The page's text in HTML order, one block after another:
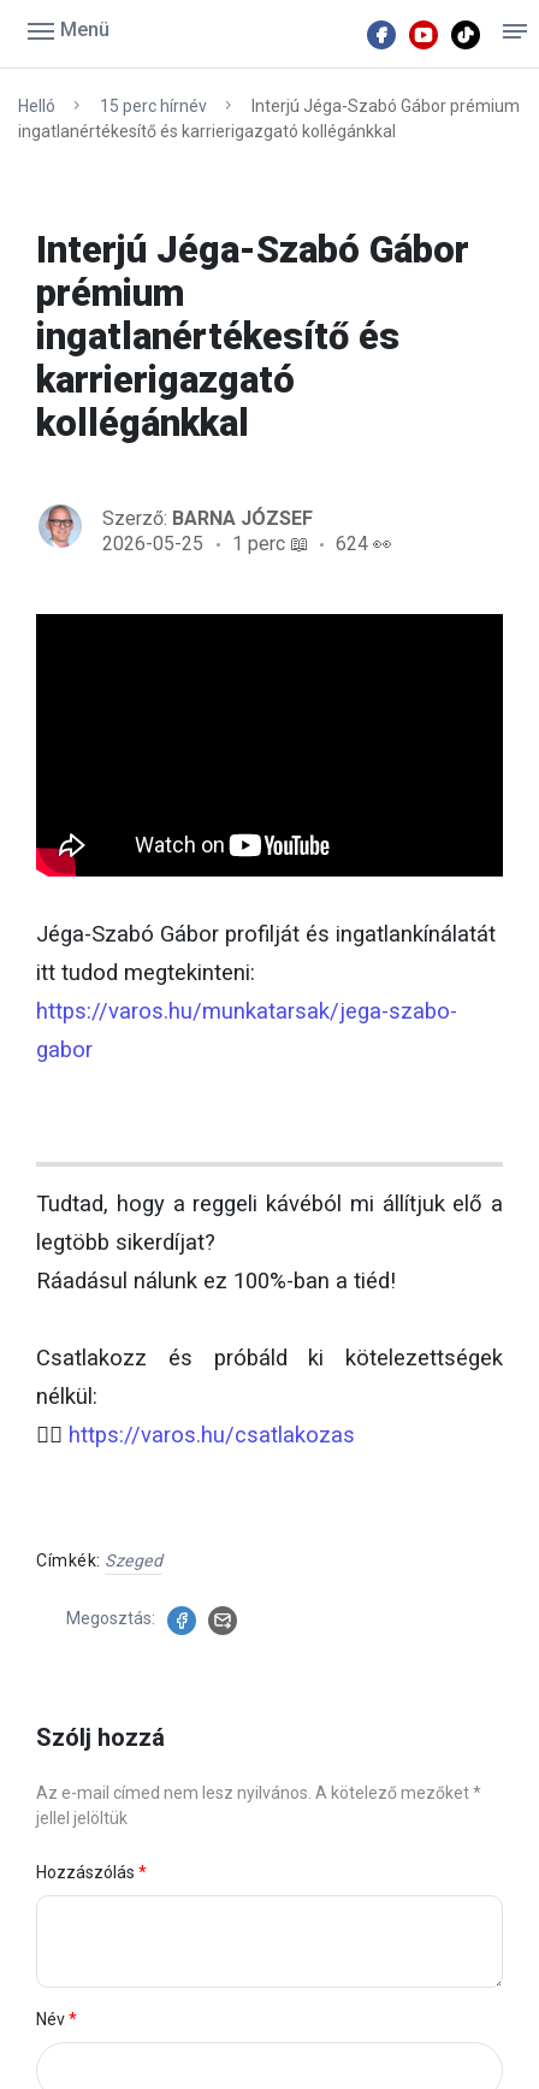
Menü
Helló 15 perc hírnév
Interjú Jéga-Szabó Gábor prémium
ingatlanértékesítő és karrierigazgató kollégánkkal
Interjú Jéga-Szabó Gábor
prémium
ingatlanértékesítő és
karrierigazgató
kollégánkkal
Szerző: BARNA JÓZSEF
2026-05-25
1 perc 📖 624 👀
Jéga-Szabó Gábor profilját és ingatlankínálatát
itt tudod megtekinteni:
https://varos.hu/munkatarsak/jega-szabo-
gabor
Tudtad, hogy a reggeli kávéból mi állítjuk elő a
legtöbb sikerdíjat?
Ráadásul nálunk ez 100%-ban a tiéd!
Csatlakozz és próbáld ki kötelezettségek
nélkül:
👉🏻 https://varos.hu/csatlakozas
Címkék: Szeged
Megosztás:
Szólj hozzá
Az e-mail címed nem lesz nyilvános. A kötelező mezőket *
jellel jelöltük
Hozzászólás
Név